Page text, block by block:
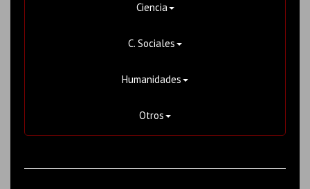
Ciencia
C. Sociales
Humanidades
Otros